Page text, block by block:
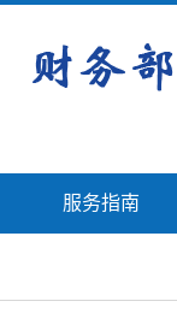
服务指南